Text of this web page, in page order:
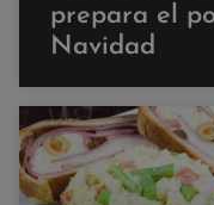
prepara el
Navidad